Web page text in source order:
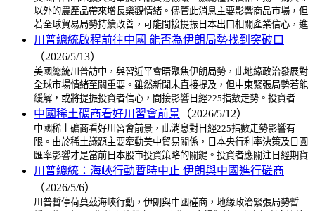
以外的農產品帶來增長樂觀情緒。儘管此消息主要影響商品市場，但
若全球貿易局勢持續改善，可能間接提振日本出口相關產業信心，進
川普總統啟程前往中國 能否為伊朗局勢找到突破口
（2026/5/13）
美國總統川普訪中，與習近平會晤聚焦伊朗局勢，此地緣政治發展對
全球市場情緒至關重要。雖然新聞未直接提及，但中東緊張局勢若能
緩解，或將提振投資者信心，間接影響日經225指數走勢。投資者
中國稀土礦商看好川習會前景 （2026/5/12）
中國稀土礦商看好川習會前景，此消息對日經225指數走勢影響有
限。由於稀土議題主要牽動美中貿易關係，日本央行利率決策及日圓
匯率影響才是當前日本股市投資策略的關鍵。投資者應關注日經期貨
川普總統：海峽行動暫時中止 伊朗與中國進行磋商
（2026/5/6）
川普暫停荷莫茲海峽行動，伊朗與中國磋商，地緣政治緊張局勢暫